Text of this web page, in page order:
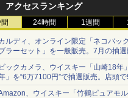
アクセスランキング
24時間 1週間
ルディ、オンライン限定「ネコバッ
ラーセット」を一般販売。7月の抽選
選無効分
ックカメラ、ウイスキー「山崎18年
」を“6万7100円”で抽選販売。店頭
付
、ウイスキー「竹鶴ピュアモル